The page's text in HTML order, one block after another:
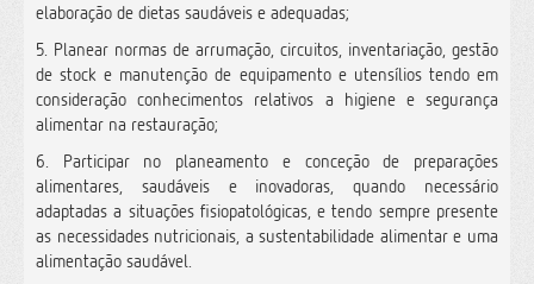
elaboração de dietas saudáveis e adequadas;
5. Planear normas de arrumação, circuitos, inventariação, gestão
de stock e manutenção de equipamento e utensílios tendo em
consideração conhecimentos relativos a higiene e segurança
alimentar na restauração;
6. Participar no planeamento e conceção de preparações
alimentares, saudáveis e inovadoras, quando necessário
adaptadas a situações fisiopatológicas, e tendo sempre presente
as necessidades nutricionais, a sustentabilidade alimentar e uma
alimentação saudável.